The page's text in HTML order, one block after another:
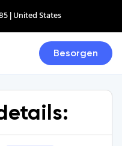
| United States
Besorgen